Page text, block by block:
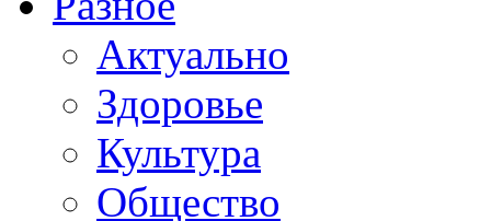
Актуально
Здоровье
Культура
Общество